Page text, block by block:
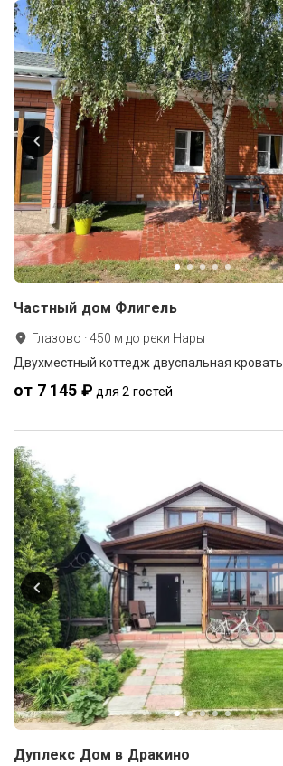
Частный дом Флигель
Глазово ·450 м до реки Нары
Двухместный коттедж двуспальная кровать
от 7 145 ₽ для 2 гостей
Дуплекс Дом в Дракино